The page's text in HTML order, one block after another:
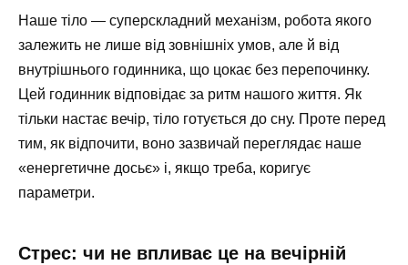
Наше тіло — суперскладний механізм, робота якого
залежить не лише від зовнішніх умов, але й від
внутрішнього годинника, що цокає без перепочинку.
Цей годинник відповідає за ритм нашого життя. Як
тільки настає вечір, тіло готується до сну. Проте перед
тим, як відпочити, воно зазвичай переглядає наше
«енергетичне досьє» і, якщо треба, коригує
параметри.
Стрес: чи не впливає це на вечірній